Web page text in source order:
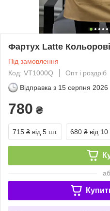
Фартух Latte
Під замовлення
Код: VT1000Q
Опт і роздріб
Відправка з 15 серпня 2026
780 ₴
715 ₴ від 5 шт. 680 ₴ від 10